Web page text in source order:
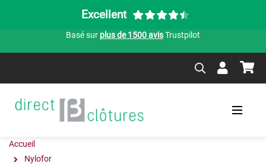
Excellent
Basé sur plus de 1500 avisTrustpilot
Accueil
Nylofor